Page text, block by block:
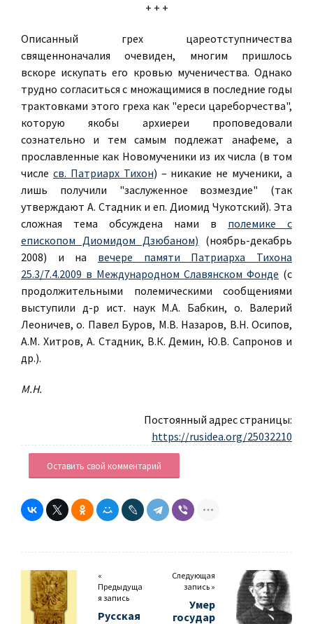
+ + +
Описанный грех цареотступничества
священноначалия очевиден, многим пришлось
вскоре искупать его кровью мученичества. Однако
трудно согласиться с множащимися в последние годы
трактовками этого греха как "ереси цареборчества",
которую якобы архиереи проповедовали
сознательно и тем самым подлежат анафеме, а
прославленные как Новомученики из их числа (в том
числе св. Патриарх Тихон) – никакие не мученики, а
лишь получили "заслуженное возмездие" (так
утверждают А. Стадник и еп. Диомид Чукотский). Эта
сложная тема обсуждена нами в полемике с
епископом Диомидом Дзюбаном) (ноябрь-декабрь
2008) и на вечере памяти Патриарха Тихона
25.3/7.4.2009 в Международном Славянском Фонде (с
продолжительными полемическими сообщениями
выступили д-р ист. наук М.А. Бабкин, о. Валерий
Леоничев, о. Павел Буров, М.В. Назаров, В.Н. Осипов,
А.М. Хитров, А. Стадник, В.К. Демин, Ю.В. Сапронов и
др.).
М.Н.
Постоянный адрес страницы:
https://rusidea.org/25032210
Оставить свой комментарий
«
Предыдуща
я запись
Русская
Следующая
запись »
Умер
государ